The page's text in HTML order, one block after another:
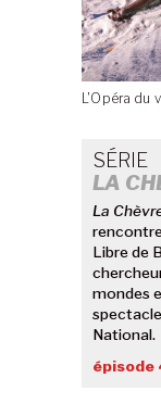
SÉRIE
LA
La
Libre de
mondes
National.
épisode
L'Opéra du